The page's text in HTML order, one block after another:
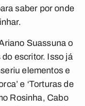
saber por onde
Suassuna o
escritor. Isso já
elementos e
e ‘Torturas de
Rosinha, Cabo